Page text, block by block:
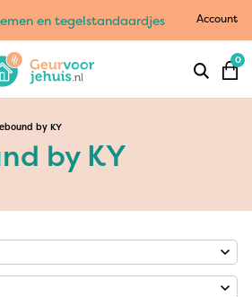
en tegelstandaardjes Account
0
by KY
by KY